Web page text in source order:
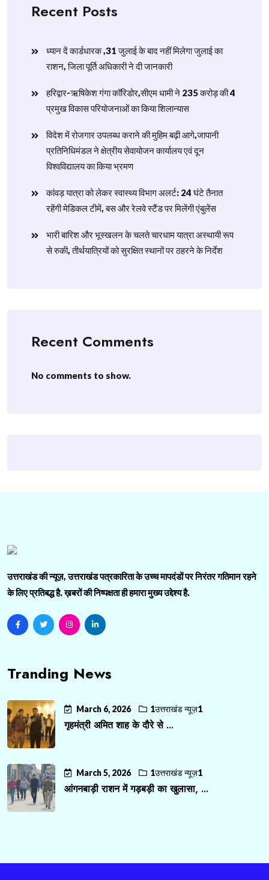
Recent Posts
ध्यान दें कार्डधारक ,31 जुलाई के बाद नहीं मिलेगा जुलाई का
राशन, जिला पूर्ति अधिकारी ने दी जानकारी
हरिद्वार-ऋषिकेश गंगा कॉरिडोर,सीएम धामी ने 235 करोड़ की 4
प्रमुख विकास परियोजनाओं का किया शिलान्यास
विदेश में रोजगार उपलब्ध कराने की मुहिम बढ़ी आगे,जापानी
प्रतिनिधिमंडल ने क्षेत्रीय सेवायोजन कार्यालय एवं दून
विश्वविद्यालय का किया भ्रमण
​कांवड़ यात्रा को लेकर स्वास्थ्य विभाग अलर्ट: 24 घंटे तैनात
रहेंगी मेडिकल टीमें, बस और रेलवे स्टैंड पर मिलेंगी एंबुलेंस
​भारी बारिश और भूस्खलन के चलते चारधाम यात्रा अस्थायी रूप
से रुकी, तीर्थयात्रियों को सुरक्षित स्थानों पर ठहरने के निर्देश
Recent Comments
No comments to show.
उत्तराखंड की न्यूज़, उत्तराखंड पत्रकारिता के उच्च मापदंडों पर निरंतर गतिमान रहने
के लिए प्रतिबद्ध है. ख़बरों की निष्पक्षता ही हमारा मुख्य उद्देश्य है.
Tranding News
March 6, 2026 1उत्तराखंड न्यूज़1
गृहमंत्री अमित शाह के दौरे से ...
March 5, 2026 1उत्तराखंड न्यूज़1
आंगनबाड़ी राशन में गड़बड़ी का खुलासा, ...